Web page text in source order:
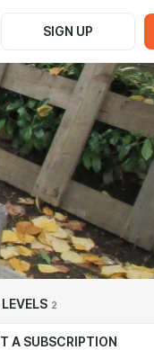
SIGN UP
2
A SUBSCRIPTION